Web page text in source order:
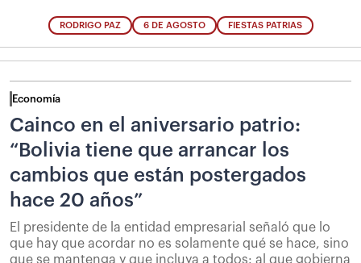
RODRIGO PAZ 6 DE AGOSTO FIESTAS PATRIAS
Economía
Cainco en el aniversario patrio:
“Bolivia tiene que arrancar los
cambios que están postergados
hace 20 años”
El presidente de la entidad empresarial señaló que lo
que hay que acordar no es solamente qué se hace, sino
que se mantenga y que incluya a todos: al que gobierna